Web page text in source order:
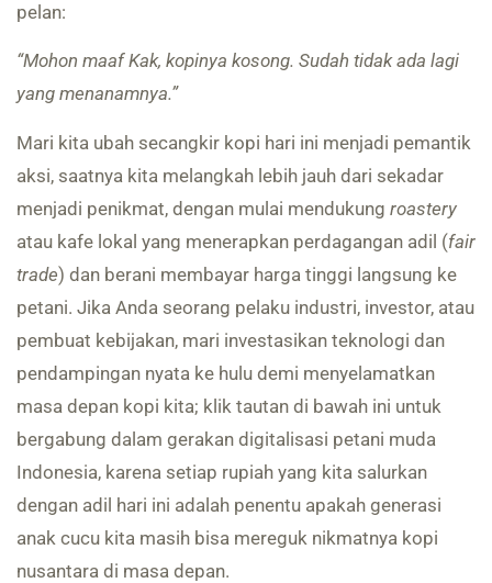
pelan:
“Mohon maaf Kak, kopinya kosong. Sudah tidak ada lagi
yang menanamnya.”
Mari kita ubah secangkir kopi hari ini menjadi pemantik
aksi, saatnya kita melangkah lebih jauh dari sekadar
menjadi penikmat, dengan mulai mendukung roastery
atau kafe lokal yang menerapkan perdagangan adil (fair
trade) dan berani membayar harga tinggi langsung ke
petani. Jika Anda seorang pelaku industri, investor, atau
pembuat kebijakan, mari investasikan teknologi dan
pendampingan nyata ke hulu demi menyelamatkan
masa depan kopi kita; klik tautan di bawah ini untuk
bergabung dalam gerakan digitalisasi petani muda
Indonesia, karena setiap rupiah yang kita salurkan
dengan adil hari ini adalah penentu apakah generasi
anak cucu kita masih bisa mereguk nikmatnya kopi
nusantara di masa depan.